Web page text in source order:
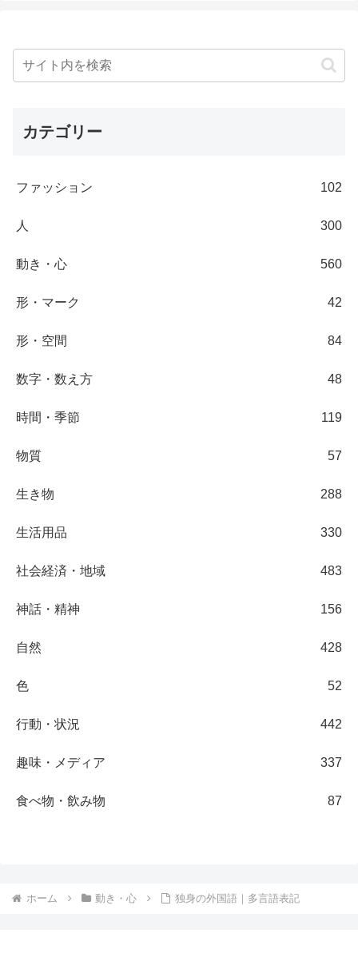
カテゴリー
ファッション 102
人 300
動き・心 560
形・マーク 42
形・空間 84
数字・数え方 48
時間・季節 119
物質 57
生き物 288
生活用品 330
社会経済・地域 483
神話・精神 156
自然 428
色 52
行動・状況 442
趣味・メディア 337
食べ物・飲み物 87
ホーム 動き・心 独身の外国語｜多言語表記